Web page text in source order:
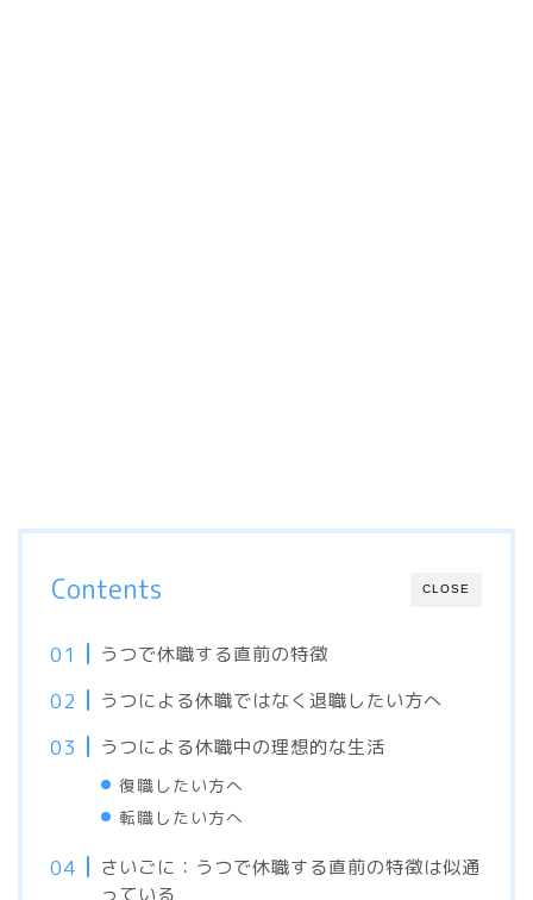
CLOSE
Contents
うつで休職する直前の特徴
うつによる休職ではなく退職したい方へ
うつによる休職中の理想的な生活
復職したい方へ
転職したい方へ
さいごに：うつで休職する直前の特徴は似通
っている